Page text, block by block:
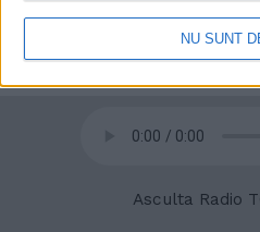
paginii web.
NU SUNT
Asculta Radio